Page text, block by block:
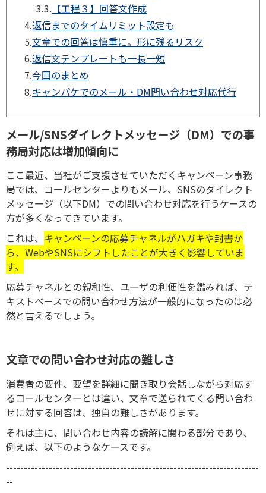
3.3. 【工程３】回答文作成
4.返信までのタイムリミット設定も
5.文章での回答は慎重に。形に残るリスク
6.返信文テンプレートも一長一短
7.今回のまとめ
8.キャンパケでのメール・DM問い合わせ対応代行
メール/SNSダイレクトメッセージ（DM）での事
務局対応は増加傾向に
ここ最近、当社がご支援させていただくキャンペーン事務
局では、コールセンターよりもメール、SNSのダイレクト
メッセージ（以下DM）での問い合わせ対応を行うケースの
方が多くなってきています。
これは、 キャンペーンの応募チャネルがハガキや封書か
ら、WebやSNSにシフトしたことが大きく影響していま
す。
応募チャネルとの親和性、ユーザの利便性を鑑みれば、テ
キストベースでの問い合わせ方法が一般的になったのは必
然と言えるでしょう。
文章での問い合わせ対応の難しさ
消費者の要件、要望を詳細に聞き取り会話しながら対応す
るコールセンターとは違い、文章で送られてくる問い合わ
せに対する回答は、独自の難しさがあります。
それは主に、問い合わせ内容の読解に関わる部分であり、
例えば、以下のようなケースです。
-----------------------------------------------------------------------
--